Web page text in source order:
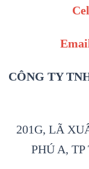
CÔNG TY
201G, LÃ
PHÚ A,